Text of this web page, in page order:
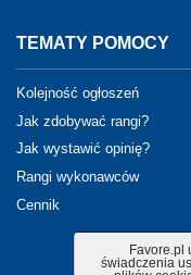
Favore.pl
świadczenia
TEMATY POMOCY
Kolejność ogłoszeń
Jak zdobywać rangi?
Jak wystawić opinię?
Rangi wykonawców
Cennik